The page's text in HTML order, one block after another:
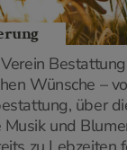
Wünsche –
über
und